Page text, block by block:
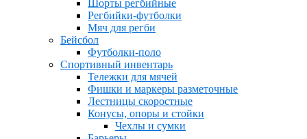
Шорты регбийные
Регбийки-футболки
Мяч для регби
Бейсбол
Футболки-поло
Спортивный инвентарь
Тележки для мячей
Фишки и маркеры разметочные
Лестницы скоростные
Конусы, опоры и стойки
Чехлы и сумки